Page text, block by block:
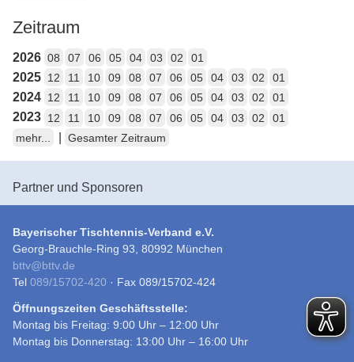
Zeitraum
2026 08 07 06 05 04 03 02 01
2025 12 11 10 09 08 07 06 05 04 03 02 01
2024 12 11 10 09 08 07 06 05 04 03 02 01
2023 12 11 10 09 08 07 06 05 04 03 02
01
mehr...
Gesamter Zeitraum
Partner und Sponsoren
Bayerischer Tischtennis-Verband e.V.
Georg-Brauchle-Ring 93, 80992 München
bttv@bttv.de
Tel 089/15702-420 · Fax 089/15702-424
Öffnungszeiten Geschäftsstelle:
Montag bis Freitag: 9:00 Uhr – 12:00 Uhr
Montag bis Donnerstag: 13:00 Uhr – 16:00 Uhr